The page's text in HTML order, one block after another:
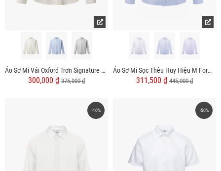
Áo Sơ Mi Vải Oxford Trơn Signature Form Regular SM157
300,000 ₫375,000 ₫
Áo Sơ Mi Sọc Thêu Huy Hiệu M Form Tailored SM180
311,500 ₫445,000 ₫
-10% -50%